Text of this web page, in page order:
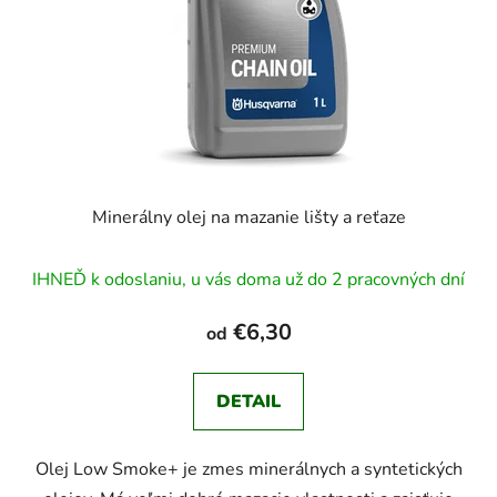
Minerálny olej na mazanie lišty a reťaze
IHNEĎ k odoslaniu, u vás doma už do 2 pracovných dní
od €6,30
DETAIL
Olej Low Smoke+ je zmes minerálnych a syntetických